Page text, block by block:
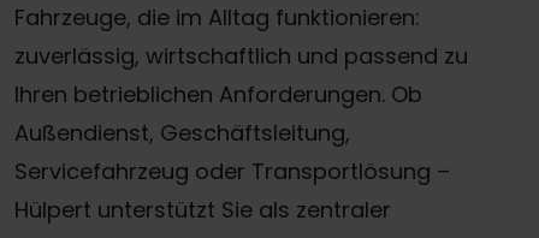
Fahrzeuge, die im Alltag funktionieren:
zuverlässig, wirtschaftlich und passend zu
Ihren betrieblichen Anforderungen. Ob
Außendienst, Geschäftsleitung,
Servicefahrzeug oder Transportlösung –
Hülpert unterstützt Sie als zentraler